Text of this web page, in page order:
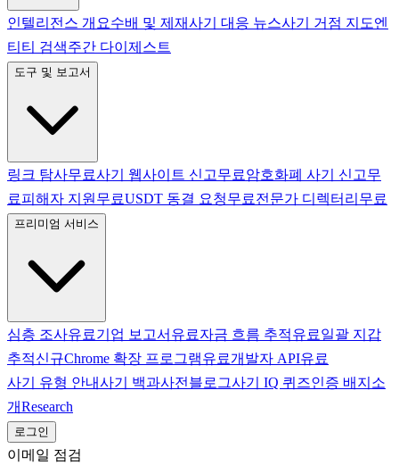
인텔리전스 개요수배 및 제재사기 대응 뉴스사기 거점 지도엔
티티 검색주간 다이제스트
도구 및 보고서
링크 탐사무료사기 웹사이트 신고무료암호화폐 사기 신고무
료피해자 지원 무료USDT 동결 요청무료전문가 디렉터리 무료
프리미엄 서비스
심층 조사유료기업 보고서 유료자금 흐름 추적유료일괄 지갑
추적신규Chrome 확장 프로그램유료개발자 API유료
사기 유형 안내사기 백과사전 블로그사기 IQ 퀴즈인증 배지 소
개Research
로그인
이메일 점검